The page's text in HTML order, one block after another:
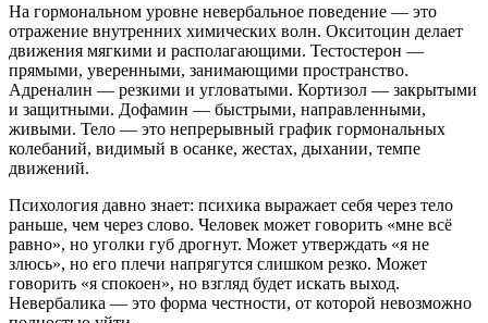
На гормональном уровне невербальное поведение — это
отражение внутренних химических волн. Окситоцин делает
движения мягкими и располагающими. Тестостерон —
прямыми, уверенными, занимающими пространство.
Адреналин — резкими и угловатыми. Кортизол — закрытыми
и защитными. Дофамин — быстрыми, направленными,
живыми. Тело — это непрерывный график гормональных
колебаний, видимый в осанке, жестах, дыхании, темпе
движений.
Психология давно знает: психика выражает себя через тело
раньше, чем через слово. Человек может говорить «мне всё
равно», но уголки губ дрогнут. Может утверждать «я не
злюсь», но его плечи напрягутся слишком резко. Может
говорить «я спокоен», но взгляд будет искать выход.
Невербалика — это форма честности, от которой невозможно